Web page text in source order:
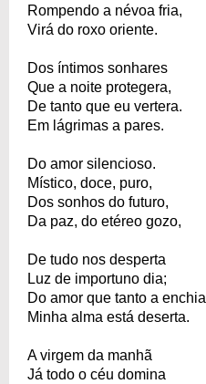
Rompendo a névoa fria,
Virá do roxo oriente.
Dos íntimos sonhares
Que a noite protegera,
De tanto que eu vertera.
Em lágrimas a pares.
Do amor silencioso.
Místico, doce, puro,
Dos sonhos do futuro,
Da paz, do etéreo gozo,
De tudo nos desperta
Luz de importuno dia;
Do amor que tanto a enchia
Minha alma está deserta.
A virgem da manhã
Já todo o céu domina